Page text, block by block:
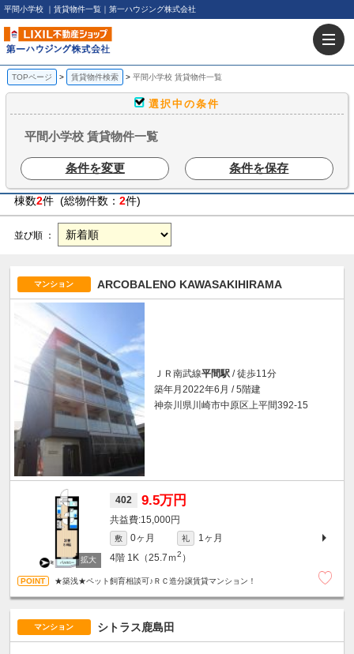
平間小学校 ｜賃貸物件一覧｜第一ハウジング株式会社
TOPページ 賃貸物件検索 平間小学校 賃貸物件一覧
選択中の条件
平間小学校 賃貸物件一覧
条件を変更 条件を保存
棟数2件 (総物件数： 2件)
並び順 ：
マンション ARCOBALENO KAWASAKIHIRAMA
ＪＲ南武線平間駅 / 徒歩11分
築年月2022年6月 / 5階建
神奈川県川崎市中原区上平間392-15
402 9.5万円
15,000円
敷 0ヶ月 礼
1ヶ月
4階 1K（25.7ｍ2 ）
★築浅★ペット飼育相談可♪ＲＣ造分譲賃貸マンション！
マンション シトラス鹿島田